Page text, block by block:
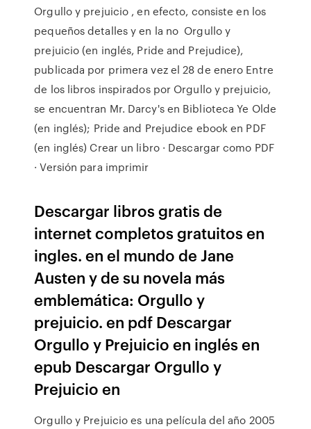
Orgullo y prejuicio , en efecto, consiste en los
pequeños detalles y en la no Orgullo y
prejuicio (en inglés, Pride and Prejudice),
publicada por primera vez el 28 de enero Entre
de los libros inspirados por Orgullo y prejuicio,
se encuentran Mr. Darcy's en Biblioteca Ye Olde
(en inglés); Pride and Prejudice ebook en PDF
(en inglés) Crear un libro · Descargar como PDF
· Versión para imprimir
Descargar libros gratis de
internet completos gratuitos en
ingles. en el mundo de Jane
Austen y de su novela más
emblemática: Orgullo y
prejuicio. en pdf Descargar
Orgullo y Prejuicio en inglés en
epub Descargar Orgullo y
Prejuicio en
Orgullo y Prejuicio es una película del año 2005